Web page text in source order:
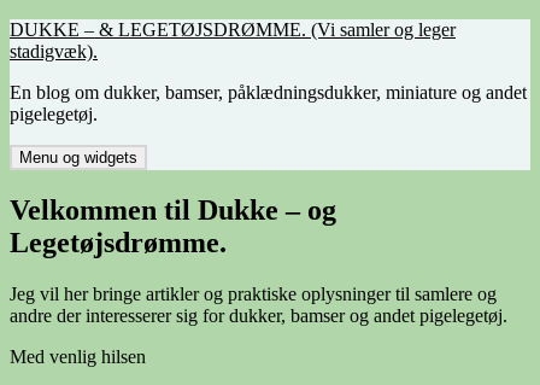
Hop
til
DUKKE – & LEGETØJSDRØMME. (Vi samler og leger
stadigvæk).
En blog om dukker, bamser, påklædningsdukker, miniature og andet
pigelegetøj.
Menu og widgets
Velkommen til Dukke – og
Legetøjsdrømme.
Jeg vil her bringe artikler og praktiske oplysninger til samlere og
andre der interesserer sig for dukker, bamser og andet pigelegetøj.
Med venlig hilsen